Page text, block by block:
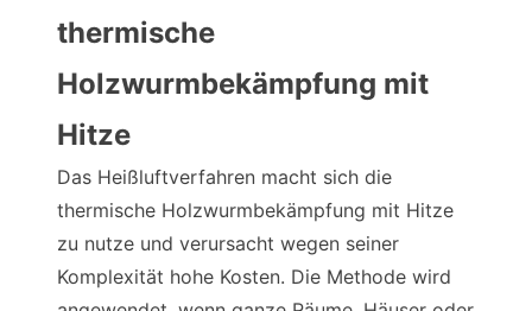
thermische
Holzwurmbekämpfung mit
Hitze
Das Heißluftverfahren macht sich die
thermische Holzwurmbekämpfung mit Hitze
zu nutze und verursacht wegen seiner
Komplexität hohe Kosten. Die Methode wird